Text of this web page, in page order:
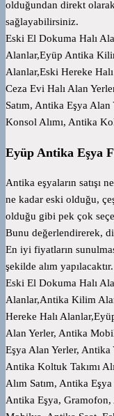
olduğundan direkt olarak
sağlayabilirsiniz.
Eski El Dokuma Halı
Alanlar,Eyüp Antika
Alanlar,Eski Hereke
Ceza Evi Halı Alan
Satım, Antika Eşya
Konsol Alımı, Antika
Eyüp Antika Eşya
Antika eşyaların satışı
ne kadar eski olduğu,
olduğu gibi pek çok
Bunu değerlendirerek,
En iyi fiyatların
şekilde alım
Eski El Dokuma Halı
Alanlar,Antika Kilim
Hereke Halı
Alan Yerler, Antika
Eşya Alan Yerler, Antika
Antika Koltuk Takımı
Alım Satım, Antika
Antika Eşya,